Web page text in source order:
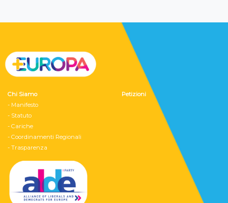
Chi Siamo
- Manifesto
- Statuto
- Cariche
- Coordinamenti Regionali
- Trasparenza
Petizioni